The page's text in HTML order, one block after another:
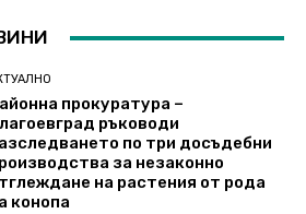
прокуратура –
ръководи
по три досъдебни
за незаконно
на растения от рода
конопа